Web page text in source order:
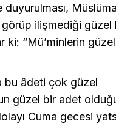
görüp ilişmediği güzel
“Mü’minlerin güzel
bu âdeti çok güzel
güzel bir adet
Cuma gecesi